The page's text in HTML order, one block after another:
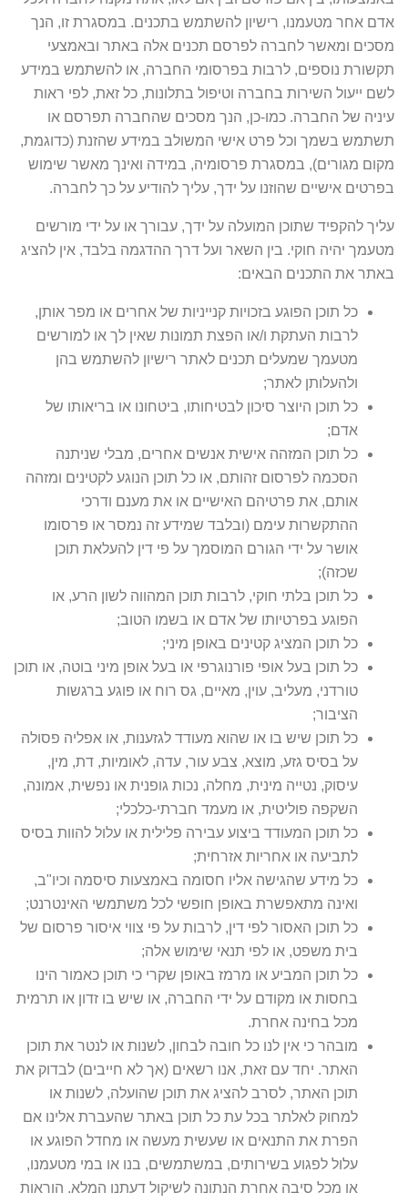
אדם אחר מטעמנו, רישיון להשתמש בתכנים. במסגרת זו, הנך
מסכים ומאשר לחברה לפרסם תכנים אלה באתר ובאמצעי
תקשורת נוספים, לרבות בפרסומי החברה, או להשתמש במידע
לשם ייעול השירות בחברה וטיפול בתלונות, כל זאת, לפי ראות
עיניה של החברה. כמו-כן, הנך מסכים שהחברה תפרסם או
תשתמש בשמך וכל פרט אישי המשולב במידע שהזנת (כדוגמת,
מקום מגורים), במסגרת פרסומיה, במידה ואינך מאשר שימוש
בפרטים אישיים שהוזנו על ידך, עליך להודיע על כך לחברה.
עליך להקפיד שתוכן המועלה על ידך, עבורך או על ידי מורשים
מטעמך יהיה חוקי. בין השאר ועל דרך ההדגמה בלבד, אין להציג
באתר את התכנים הבאים:
כל תוכן הפוגע בזכויות קנייניות של אחרים או מפר אותן,
לרבות העתקת ו/או הפצת תמונות שאין לך או למורשים
מטעמך שמעלים תכנים לאתר רישיון להשתמש בהן
ולהעלותן לאתר;
כל תוכן היוצר סיכון לבטיחותו, ביטחונו או בריאותו של
אדם;
כל תוכן המזהה אישית אנשים אחרים, מבלי שניתנה
הסכמה לפרסום זהותם, או כל תוכן הנוגע לקטינים ומזהה
אותם, את פרטיהם האישיים או את מענם ודרכי
ההתקשרות עימם (ובלבד שמידע זה נמסר או פרסומו
אושר על ידי הגורם המוסמך על פי דין להעלאת תוכן
שכזה);
כל תוכן בלתי חוקי, לרבות תוכן המהווה לשון הרע, או
הפוגע בפרטיותו של אדם או בשמו הטוב;
כל תוכן המציג קטינים באופן מיני;
כל תוכן בעל אופי פורנוגרפי או בעל אופן מיני בוטה, או תוכן
טורדני, מעליב, עוין, מאיים, גס רוח או פוגע ברגשות
הציבור;
כל תוכן שיש בו או שהוא מעודד לגזענות, או אפליה פסולה
על בסיס גזע, מוצא, צבע עור, עדה, לאומיות, דת, מין,
עיסוק, נטייה מינית, מחלה, נכות גופנית או נפשית, אמונה,
השקפה פוליטית, או מעמד חברתי-כלכלי;
כל תוכן המעודד ביצוע עבירה פלילית או עלול להוות בסיס
לתביעה או אחריות אזרחית;
כל מידע שהגישה אליו חסומה באמצעות סיסמה וכיו"ב,
ואינה מתאפשרת באופן חופשי לכל משתמשי האינטרנט;
כל תוכן האסור לפי דין, לרבות על פי צווי איסור פרסום של
בית משפט, או לפי תנאי שימוש אלה;
כל תוכן המביע או מרמז באופן שקרי כי תוכן כאמור הינו
בחסות או מקודם על ידי החברה, או שיש בו זדון או תרמית
מכל בחינה אחרת.
מובהר כי אין לנו כל חובה לבחון, לשנות או לנטר את תוכן
האתר. יחד עם זאת, אנו רשאים (אך לא חייבים) לבדוק את
תוכן האתר, לסרב להציג את תוכן שהועלה, לשנות או
למחוק לאלתר בכל עת כל תוכן באתר שהעברת אלינו אם
הפרת את התנאים או שעשית מעשה או מחדל הפוגע או
עלול לפגוע בשירותים, במשתמשים, בנו או במי מטעמנו,
או מכל סיבה אחרת הנתונה לשיקול דעתנו המלא. הוראות